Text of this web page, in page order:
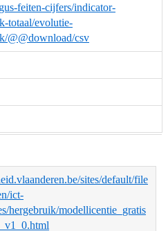
feiten-cijfers/indicator-
totaal/evolutie-
@@download/csv
sites/default/file
ict-
hergebruik/modellicentie_gratis